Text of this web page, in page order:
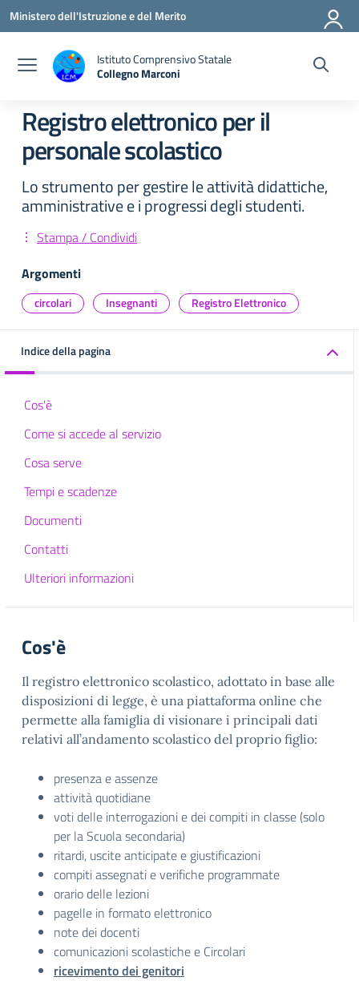
Vai ai contenuti
Vai al menu di navigazione
Vai al footer
Ministero dell'Istruzione e del Merito
Istituto Comprensivo Statale
Collegno Marconi
Registro elettronico per il
personale scolastico
Lo strumento per gestire le attività didattiche,
amministrative e i progressi degli studenti.
Stampa / Condividi
Argomenti
circolari Insegnanti Registro Elettronico
Indice della pagina
Cos'è
Come si accede al servizio
Cosa serve
Tempi e scadenze
Documenti
Contatti
Ulteriori informazioni
Cos'è
Il registro elettronico scolastico, adottato in base alle
disposizioni di legge, è una piattaforma online che
permette alla famiglia di visionare i principali dati
relativi all’andamento scolastico del proprio figlio:
presenza e assenze
attività quotidiane
voti delle interrogazioni e dei compiti in classe (solo
per la Scuola secondaria)
ritardi, uscite anticipate e giustificazioni
compiti assegnati e verifiche programmate
orario delle lezioni
pagelle in formato elettronico
note dei docenti
comunicazioni scolastiche e Circolari
ricevimento dei genitori